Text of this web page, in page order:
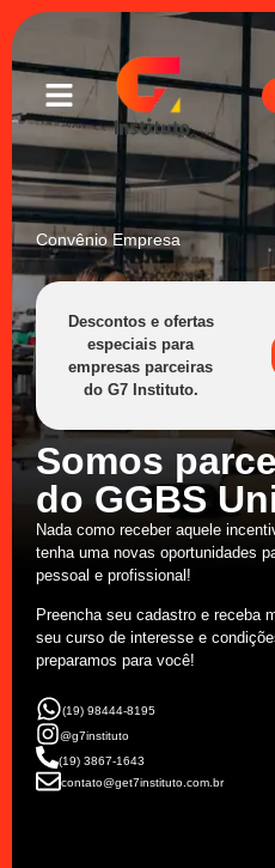
Convênio Empresa
Descontos e ofertas
especiais para
empresas parceiras
do G7 Instituto.
Somos
do GGBS
Nada como receber aquele
tenha uma novas oportunidades
pessoal e profissional!
Preencha seu cadastro e receba
seu curso de interesse e
preparamos para você!
(19) 98444-8195
@g7instituto
(19) 3867-1643
contato@get7instituto.com.br